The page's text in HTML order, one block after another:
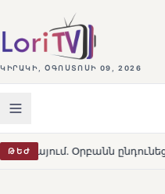
ԿԻՐԱԿԻ, ՕԳՈՍՏՈՍԻ 09, 2026
ԹԵԺընդունեց պարտությունը